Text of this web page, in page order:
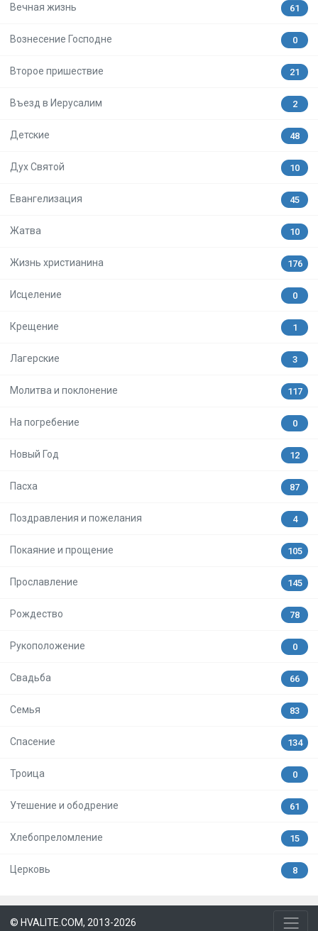
Вечная жизнь 61
Вознесение Господне 0
Второе пришествие 21
Въезд в Иерусалим 2
Детские 48
Дух Святой 10
Евангелизация 45
Жатва 10
Жизнь христианина 176
Исцеление 0
Крещение 1
Лагерские 3
Молитва и поклонение 117
На погребение 0
Новый Год 12
Пасха 87
Поздравления и пожелания 4
Покаяние и прощение 105
Прославление 145
Рождество 78
Рукоположение 0
Свадьба 66
Семья 83
Спасение 134
Троица 0
Утешение и ободрение 61
Хлебопреломление 15
Церковь 8
© HVALITE.COM, 2013-2026